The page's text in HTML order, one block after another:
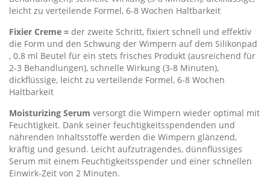
leicht zu verteilende Formel, 6-8 Wochen Haltbarkeit
Fixier Creme = der zweite Schritt, fixiert schnell und effektiv
die Form und den Schwung der Wimpern auf dem Silikonpad
, 0.8 ml Beutel für ein stets frisches Produkt (ausreichend für
2-3 Behandlungen), schnelle Wirkung (3-8 Minuten),
dickflüssige, leicht zu verteilende Formel, 6-8 Wochen
Haltbarkeit
Moisturizing Serum versorgt die Wimpern wieder optimal mit
Feuchtigkeit. Dank seiner feuchtigkeitsspendenden und
nährenden Inhaltsstoffe werden die Wimpern glänzend,
kräftig und gesund. Leicht aufzutragendes, dünnflüssiges
Serum mit einem Feuchtigkeitsspender und einer schnellen
Einwirk-Zeit von 2 Minuten.